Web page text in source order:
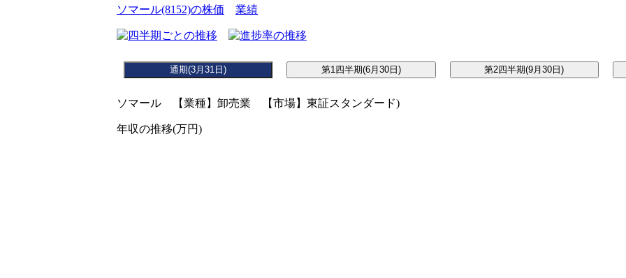
ソマール(8152)の株価 業績
ソマール 【業種】卸売業 【市場】東証スタンダード)
年収の推移(万円)